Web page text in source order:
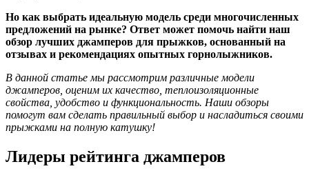
Но как выбрать идеальную модель среди многочисленных
предложений на рынке? Ответ может помочь найти наш
обзор лучших джамперов для прыжков, основанный на
отзывах и рекомендациях опытных горнолыжников.
В данной статье мы рассмотрим различные модели
джамперов, оценим их качество, теплоизоляционные
свойства, удобство и функциональность. Наши обзоры
помогут вам сделать правильный выбор и насладиться своими
прыжками на полную катушку!
Лидеры рейтинга джамперов